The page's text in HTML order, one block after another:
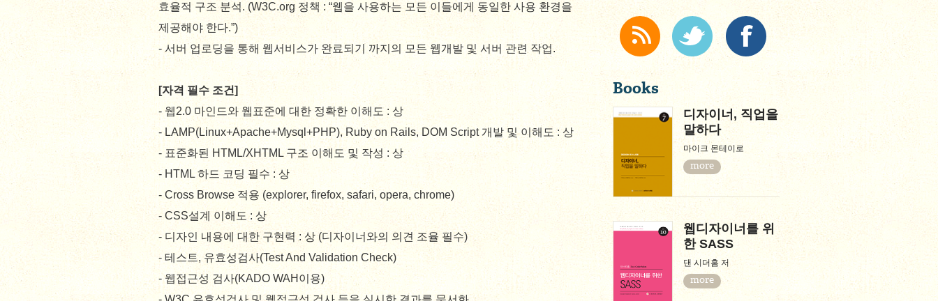
효율적 구조 분석. (W3C.org 정책 : “웹을 사용하는 모든 이들에게 동일한 사용 환경을
제공해야 한다.”)
- 서버 업로딩을 통해 웹서비스가 완료되기 까지의 모든 웹개발 및 서버 관련 작업.
[자격 필수 조건]
- 웹2.0 마인드와 웹표준에 대한 정확한 이해도 : 상
- LAMP(Linux+Apache+Mysql+PHP), Ruby on Rails, DOM Script 개발 및 이해도 : 상
- 표준화된 HTML/XHTML 구조 이해도 및 작성 : 상
- HTML 하드 코딩 필수 : 상
- Cross Browse 적용 (explorer, firefox, safari, opera, chrome)
- CSS설계 이해도 : 상
- 디자인 내용에 대한 구현력 : 상 (디자이너와의 의견 조율 필수)
- 테스트, 유효성검사(Test And Validation Check)
- 웹접근성 검사(KADO WAH이용)
Books
디자이너, 직업을
말하다
마이크 몬테이로
more
웹디자이너를 위
한 SASS
댄 시더홈 저
more